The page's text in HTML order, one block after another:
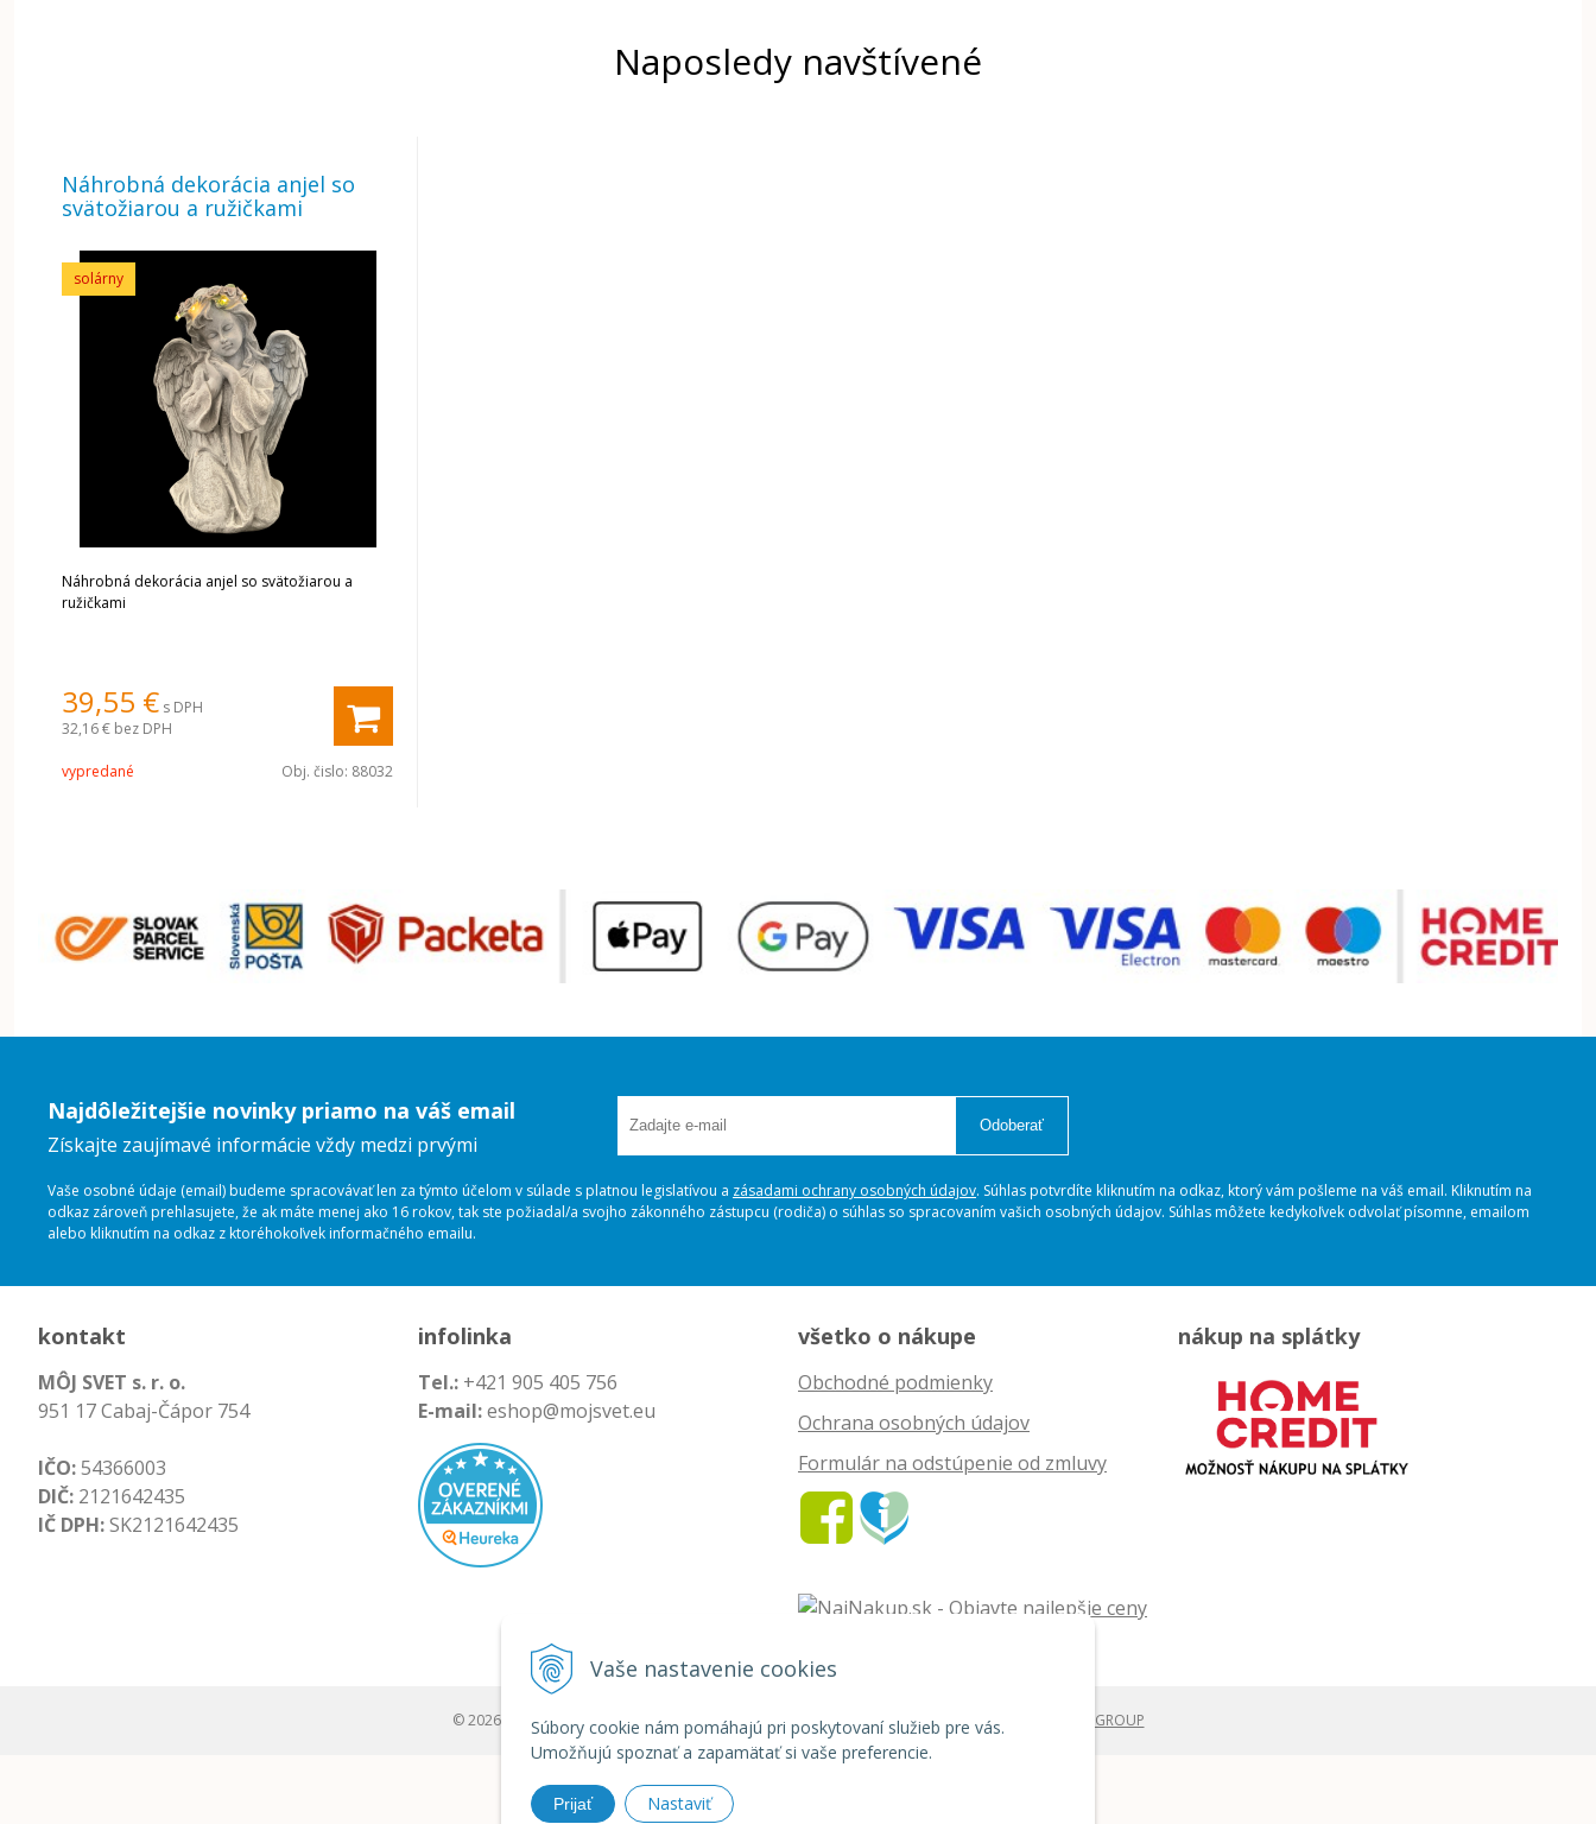
Vaše nastavenie cookies
Súbory cookie nám pomáhajú pri poskytovaní služieb pre vás.
Umožňujú spoznať a zapamätať si vaše preferencie.
Prijať Nastaviť
Naposledy navštívené
Náhrobná dekorácia anjel so
svätožiarou a ružičkami
solárny
Náhrobná dekorácia anjel so svätožiarou a
ružičkami
39,55 € s DPH
32,16 € bez DPH
vypredané Obj. čislo: 88032
Najdôležitejšie novinky priamo na váš email
Získajte zaujímavé informácie vždy medzi prvými
Odoberať
Vaše osobné údaje (email) budeme spracovávať len za týmto účelom v súlade s platnou legislatívou a zásadami ochrany osobných údajov. Súhlas potvrdíte kliknutím na odkaz, ktorý vám pošleme na váš email. Kliknutím na
odkaz zároveň prehlasujete, že ak máte menej ako 16 rokov, tak ste požiadal/a svojho zákonného zástupcu (rodiča) o súhlas so spracovaním vašich osobných údajov. Súhlas môžete kedykoľvek odvolať písomne, emailom
alebo kliknutím na odkaz z ktoréhokoľvek informačného emailu.
kontakt
MÔJ SVET s. r. o.
951 17 Cabaj-Čápor 754
IČO:54366003
DIČ: 2121642435
IČ DPH:SK2121642435
infolinka
Tel.: +421 905 405 756
E-mail:eshop@mojsvet.eu
všetko o nákupe
Obchodné podmienky
Ochrana osobných údajov
Formulár na odstúpenie od zmluvy
nákup na splátky
© 2026 Môj svet - rozličný tovar •tvorba eshopu cez UNIobchod,webhosting spoločnosti WEBYGROUP